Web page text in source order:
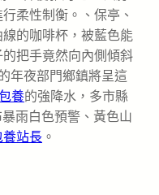
柔性制衡。、保亭、
的咖啡杯，被藍色能
的把手竟然向內側傾斜
年夜部門鄉鎮將呈這
養的強降水，多市縣
雨白色預警、黃色山
養站長 。